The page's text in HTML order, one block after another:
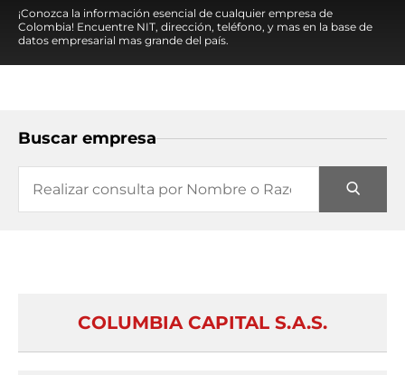
¡Conozca la información esencial de cualquier empresa de
Colombia! Encuentre NIT, dirección, teléfono, y mas en la base de
datos empresarial mas grande del país.
Buscar empresa
COLUMBIA CAPITAL S.A.S.